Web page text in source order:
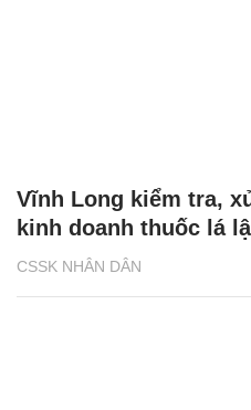
CSSK NHÂN DÂN
Vĩnh Long kiểm tra,
kinh doanh thuốc lá